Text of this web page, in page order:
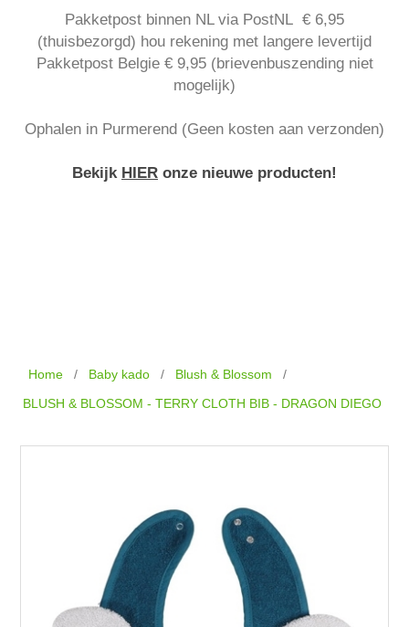
Pakketpost binnen NL via PostNL € 6,95
(thuisbezorgd) hou rekening met langere levertijd
Pakketpost Belgie € 9,95 (brievenbuszending niet
mogelijk)
Ophalen in Purmerend (Geen kosten aan verzonden)
Bekijk HIER onze nieuwe producten!
Home / Baby kado / Blush & Blossom
/
BLUSH & BLOSSOM - TERRY CLOTH BIB - DRAGON DIEGO